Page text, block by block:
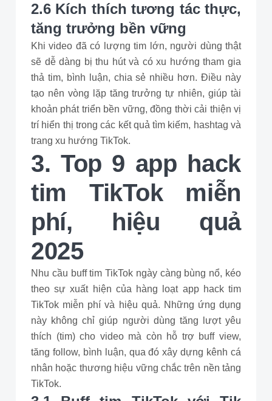
2.6 Kích thích tương tác thực,
tăng trưởng bền vững
Khi video đã có lượng tim lớn, người dùng thật
sẽ dễ dàng bị thu hút và có xu hướng tham gia
thả tim, bình luận, chia sẻ nhiều hơn. Điều này
tạo nên vòng lặp tăng trưởng tự nhiên, giúp tài
khoản phát triển bền vững, đồng thời cải thiện vị
trí hiển thị trong các kết quả tìm kiếm, hashtag và
trang xu hướng TikTok.
3. Top 9 app hack
tim TikTok miễn
phí, hiệu quả
2025
Nhu cầu buff tim TikTok ngày càng bùng nổ, kéo
theo sự xuất hiện của hàng loạt app hack tim
TikTok miễn phí và hiệu quả. Những ứng dụng
này không chỉ giúp người dùng tăng lượt yêu
thích (tim) cho video mà còn hỗ trợ buff view,
tăng follow, bình luận, qua đó xây dựng kênh cá
nhân hoặc thương hiệu vững chắc trên nền tảng
TikTok.